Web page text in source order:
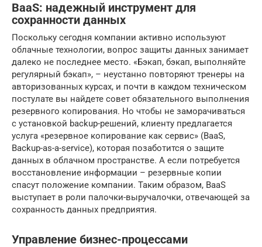
BaaS: надежный инструмент для
сохранности данных
Поскольку сегодня компании активно используют
облачные технологии, вопрос защиты данных занимает
далеко не последнее место. «Бэкап, бэкап, выполняйте
регулярный бэкап», – неустанно повторяют тренеры на
авторизованных курсах, и почти в каждом техническом
постулате вы найдете совет обязательного выполнения
резервного копирования. Но чтобы не заморачиваться
с установкой backup-решений, клиенту предлагается
услуга «резервное копирование как сервис» (BaaS,
Backup-as-a-service), которая позаботится о защите
данных в облачном пространстве. А если потребуется
восстановление информации – резервные копии
спасут положение компании. Таким образом, BaaS
выступает в роли палочки-выручалочки, отвечающей за
сохранность данных предприятия.
Управление бизнес-процессами